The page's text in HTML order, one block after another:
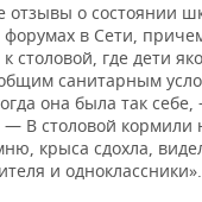
отзывы о состоянии
форумах в Сети,
столовой, где дети
санитарным
она была так
— В столовой кормили
крыса сдохла,
и одноклассники».